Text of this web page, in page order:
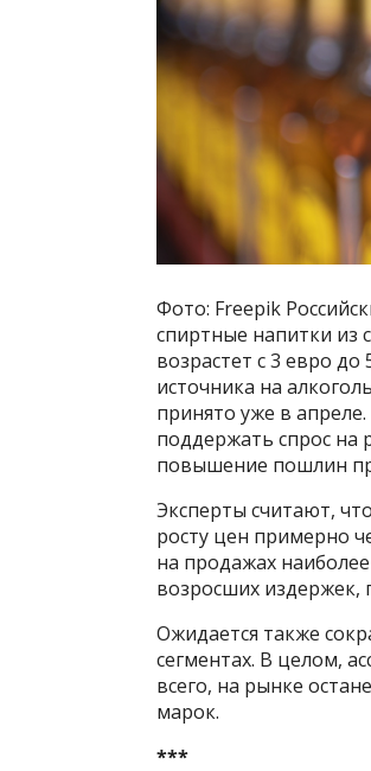
Фото: Freepik
спиртные напитки из
возрастет с 3 евро
источника на
принято уже в
поддержать спрос на
повышение пошлин
Эксперты считают,
росту цен примерно
на продажах
возросших издержек,
Ожидается также
сегментах. В целом,
всего, на рынке
марок.
***